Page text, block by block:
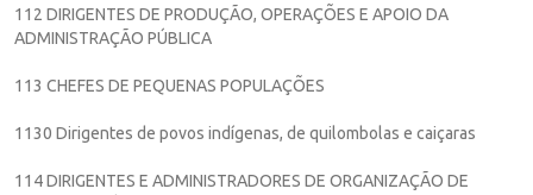
112 DIRIGENTES DE PRODUÇÃO, OPERAÇÕES E APOIO DA
ADMINISTRAÇÃO PÚBLICA
113 CHEFES DE PEQUENAS POPULAÇÕES
1130 Dirigentes de povos indígenas, de quilombolas e caiçaras
114 DIRIGENTES E ADMINISTRADORES DE ORGANIZAÇÃO DE